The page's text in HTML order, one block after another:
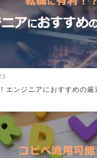
エンジニアにおすすめの厳